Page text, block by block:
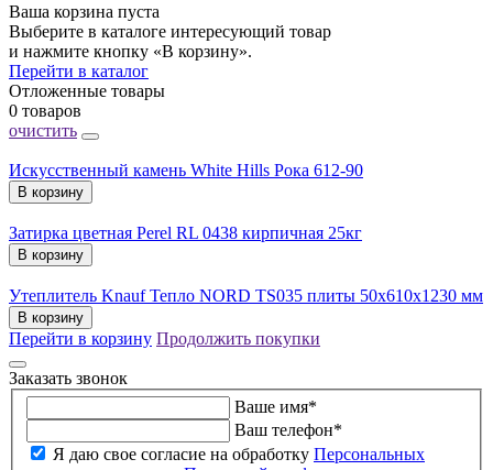
Ваша корзина пуста
Выберите в каталоге интересующий товар
и нажмите кнопку «В корзину».
Перейти в каталог
Отложенные товары
0 товаров
очистить
Искусственный камень White Hills Рока 612-90
В корзину
Затирка цветная Perel RL 0438 кирпичная 25кг
В корзину
Утеплитель Knauf Тепло NORD TS035 плиты 50х610х1230 мм
В корзину
Перейти в корзину Продолжить покупки
Заказать звонок
Ваше имя*
Ваш телефон*
Я даю свое согласие на обработку Персональных